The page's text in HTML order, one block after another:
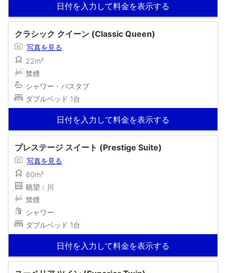
日付を入力して料金を表示する
クラシック クイーン (Classic Queen)
写真を見る
22m²
禁煙
シャワー・バスタブ
ダブルベッド 1台
日付を入力して料金を表示する
プレステージ スイート (Prestige Suite)
写真を見る
80m²
眺望：川
禁煙
シャワー
ダブルベッド 1台
日付を入力して料金を表示する